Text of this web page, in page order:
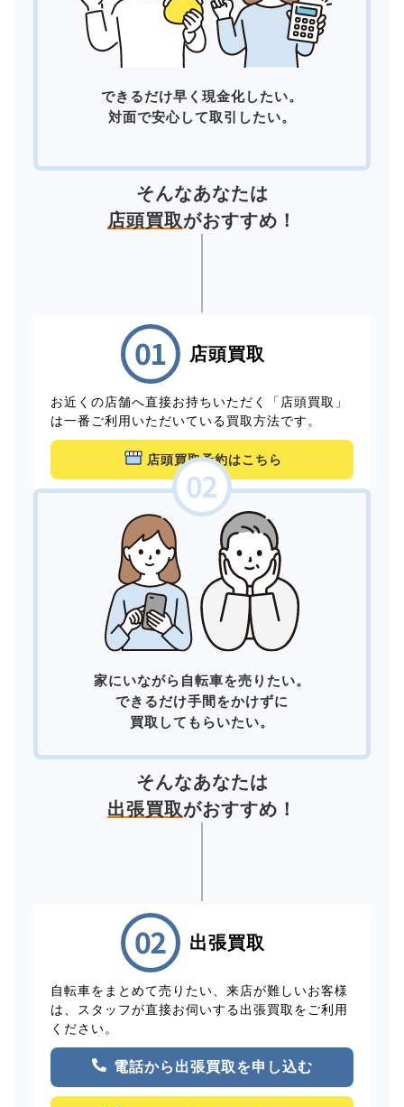
できるだけ早く現金化したい。
対面で安心して取引したい。
そんなあなたは
店頭買取がおすすめ！
店頭買取
お近くの店舗へ直接お持ちいただく「店頭買取」
は一番ご利用いただいている買取方法です。
店頭買取予約はこちら
家にいながら自転車を売りたい。
できるだけ手間をかけずに
買取してもらいたい。
そんなあなたは
出張買取がおすすめ！
出張買取
自転車をまとめて売りたい、来店が難しいお客様
は、スタッフが直接お伺いする出張買取をご利用
ください。
電話から出張買取を申し込む